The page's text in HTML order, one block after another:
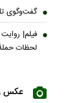
گفت‌وگوی
فیلم|
لحظات
عکس